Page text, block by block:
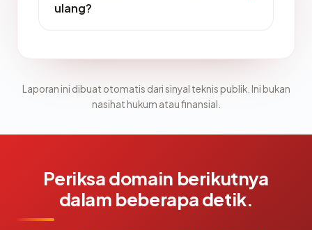
ulang?
Laporan ini dibuat otomatis dari sinyal teknis publik. Ini bukan
nasihat hukum atau finansial.
Periksa domain berikutnya
dalam beberapa detik.